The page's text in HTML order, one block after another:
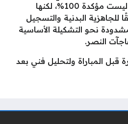
ليست مؤكدة 100%، لكنها
للجاهزية البدنية والتسجيل
نحو التشكيلة الأساسية
النصر.
قبل المباراة ولتحليل فني بعد